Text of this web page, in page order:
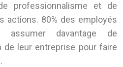
professionnalisme et de
actions. 80% des employés
davantage de
de leur entreprise pour faire